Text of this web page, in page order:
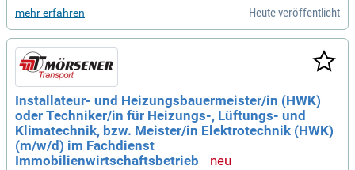
n Arbeitsplatz und vielfältigen Zusatzleistungen wie Jobrad
und Sportclub. Verantworten Sie die Steuerung der Niederla
ssung, Budget- und Investitionsplanung sowie die fachliche
Personalführung. Auch Ihre Entwicklung ist uns wichtig: Nut
zen Sie zahlreiche Weiterbildungsmöglichkeiten in unserer e
igenen Akademie. Genießen Sie flexible Arbeitsmöglichkeit
en sowie gute Beratung durch den PME Familienservice. Be
werben Sie sich jetzt und übernehmen Sie eine Schlüsselpo
sition in unserem Unternehmen!
mehr erfahren Heute veröffentlicht
Installateur- und Heizungsbauermeister/in (HWK)
oder Techniker/in für Heizungs-, Lüftungs- und
Klimatechnik, bzw. Meister/in Elektrotechnik (HWK)
(m/w/d) im Fachdienst
Immobilienwirtschaftsbetrieb